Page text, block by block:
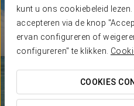
kunt u ons cookiebeleid
accepteren via de knop
ervan configureren of
configureren" te klikken.
COOKIES